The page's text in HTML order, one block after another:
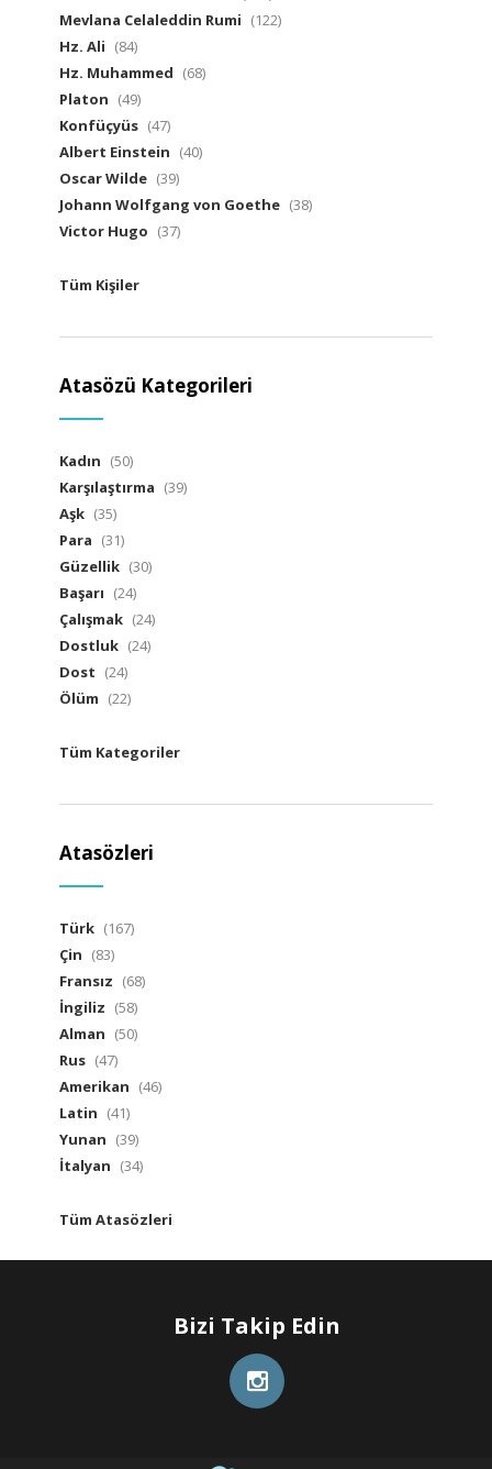
Mevlana Celaleddin Rumi (122)
Hz. Ali (84)
Hz. Muhammed (68)
Platon (49)
Konfüçyüs (47)
Albert Einstein (40)
Oscar Wilde (39)
Johann Wolfgang von Goethe (38)
Victor Hugo (37)
Tüm Kişiler
Atasözü Kategorileri
Kadın (50)
Karşılaştırma (39)
Aşk (35)
Para (31)
Güzellik (30)
Başarı (24)
Çalışmak (24)
Dostluk (24)
Dost (24)
Ölüm (22)
Tüm Kategoriler
Atasözleri
Türk (167)
Çin (83)
Fransız (68)
İngiliz (58)
Alman (50)
Rus (47)
Amerikan (46)
Latin (41)
Yunan (39)
İtalyan (34)
Tüm Atasözleri
Bizi Takip Edin